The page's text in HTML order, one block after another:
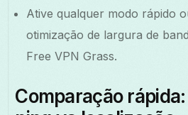
Ative qualquer modo rápido
otimização de largura de
Free VPN Grass.
Comparação